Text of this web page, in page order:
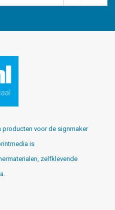
producten voor de signmaker
is
zelfklevende